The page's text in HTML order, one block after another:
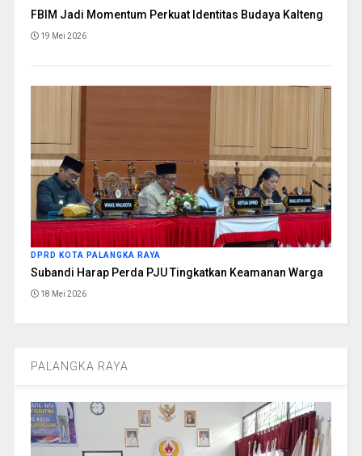
FBIM Jadi Momentum Perkuat Identitas Budaya Kalteng
19 Mei 2026
DPRD KOTA PALANGKA RAYA
Subandi Harap Perda PJU Tingkatkan Keamanan Warga
18 Mei 2026
PALANGKA RAYA